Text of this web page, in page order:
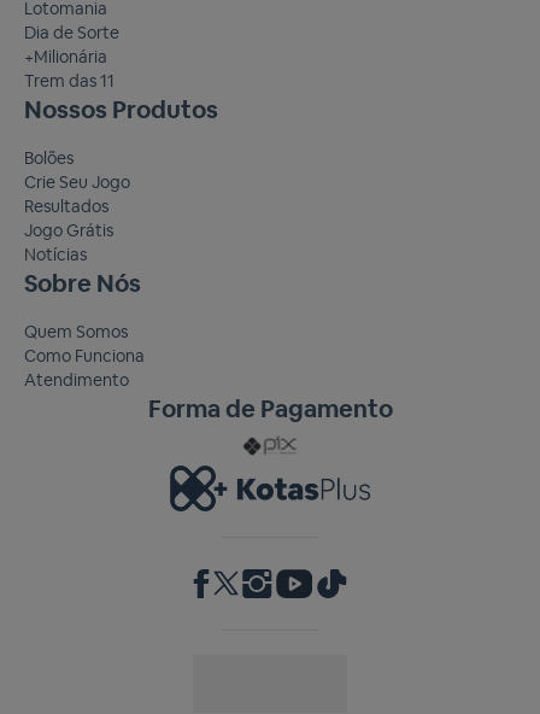
Lotomania
Dia de Sorte
+Milionária
Trem das 11
Nossos Produtos
Bolões
Crie Seu Jogo
Resultados
Jogo Grátis
Notícias
Sobre Nós
Quem Somos
Como Funciona
Atendimento
Forma de Pagamento